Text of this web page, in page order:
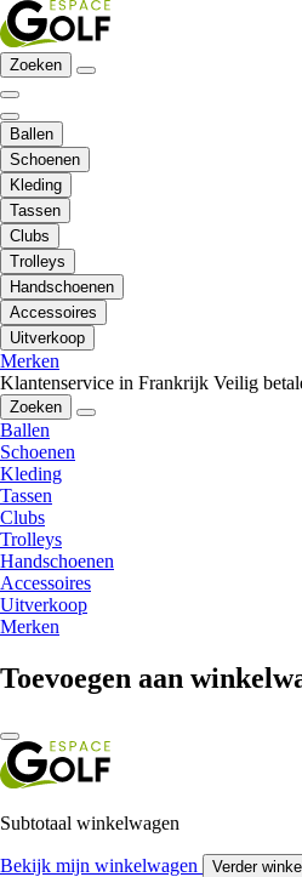
Zoeken
Ballen
Schoenen
Kleding
Tassen
Clubs
Trolleys
Handschoenen
Accessoires
Uitverkoop
Merken
Klantenservice in Frankrijk Veilig
Zoeken
Ballen
Schoenen
Kleding
Tassen
Clubs
Trolleys
Handschoenen
Accessoires
Uitverkoop
Merken
Toevoegen aan
Subtotaal winkelwagen
Bekijk mijn winkelwagen Verder